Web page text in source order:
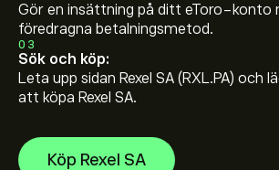
Gör en insättning på ditt eToro-konto
föredragna betalningsmetod.
03
Sök och köp:
Leta upp sidan Rexel SA (RXL.PA) och
att köpa Rexel SA.
Köp Rexel SA